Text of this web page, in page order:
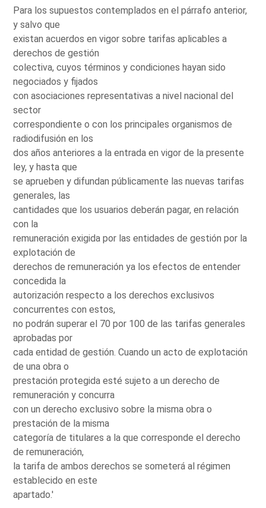
Para los supuestos contemplados en el párrafo anterior,
y salvo que
existan acuerdos en vigor sobre tarifas aplicables a
derechos de gestión
colectiva, cuyos términos y condiciones hayan sido
negociados y fijados
con asociaciones representativas a nivel nacional del
sector
correspondiente o con los principales organismos de
radiodifusión en los
dos años anteriores a la entrada en vigor de la presente
ley, y hasta que
se aprueben y difundan públicamente las nuevas tarifas
generales, las
cantidades que los usuarios deberán pagar, en relación
con la
remuneración exigida por las entidades de gestión por la
explotación de
derechos de remuneración ya los efectos de entender
concedida la
autorización respecto a los derechos exclusivos
concurrentes con estos,
no podrán superar el 70 por 100 de las tarifas generales
aprobadas por
cada entidad de gestión. Cuando un acto de explotación
de una obra o
prestación protegida esté sujeto a un derecho de
remuneración y concurra
con un derecho exclusivo sobre la misma obra o
prestación de la misma
categoría de titulares a la que corresponde el derecho
de remuneración,
la tarifa de ambos derechos se someterá al régimen
establecido en este
apartado.'